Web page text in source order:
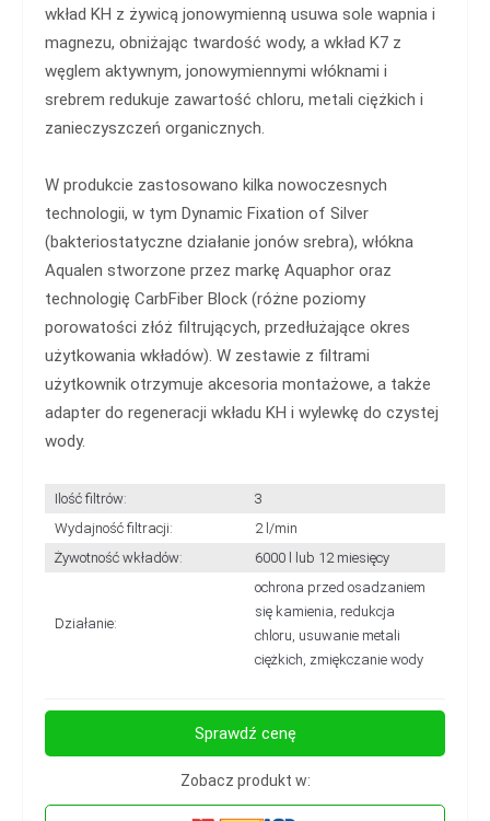
wkład KH z żywicą jonowymienną usuwa sole wapnia i
magnezu, obniżając twardość wody, a wkład K7 z
węglem aktywnym, jonowymiennymi włóknami i
srebrem redukuje zawartość chloru, metali ciężkich i
zanieczyszczeń organicznych.
W produkcie zastosowano kilka nowoczesnych
technologii, w tym Dynamic Fixation of Silver
(bakteriostatyczne działanie jonów srebra), włókna
Aqualen stworzone przez markę Aquaphor oraz
technologię CarbFiber Block (różne poziomy
porowatości złóż filtrujących, przedłużające okres
użytkowania wkładów). W zestawie z filtrami
użytkownik otrzymuje akcesoria montażowe, a także
adapter do regeneracji wkładu KH i wylewkę do czystej
wody.
Ilość filtrów:
3
Wydajność filtracji:
2 l/min
Żywotność wkładów:
6000 l lub 12 miesięcy
Działanie:
ochrona przed osadzaniem
się kamienia, redukcja
chloru, usuwanie metali
ciężkich, zmiękczanie wody
Sprawdź cenę
Zobacz produkt w: